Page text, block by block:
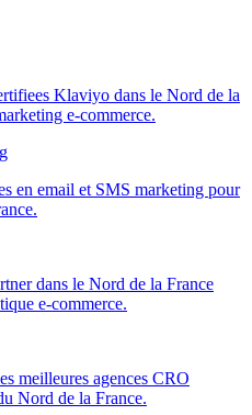
Klaviyo dans le Nord de la
e-commerce.
en email et SMS marketing pour
dans le Nord de la France
e-commerce.
meilleures agences CRO
Nord de la France.